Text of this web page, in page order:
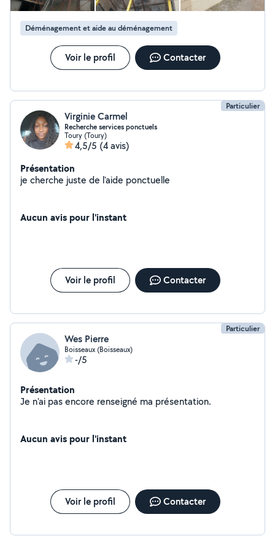
Déménagement et aide au déménagement
Voir le profil Contacter
Particulier
Virginie Carmel
Recherche services ponctuels
Toury (Toury)
4,5/5 (4 avis)
Présentation
je cherche juste de l'aide ponctuelle
Aucun avis pour l'instant
Voir le profil Contacter
Particulier
Wes Pierre
Boisseaux (Boisseaux)
-/5
Présentation
Je n'ai pas encore renseigné ma présentation.
Aucun avis pour l'instant
Voir le profil Contacter